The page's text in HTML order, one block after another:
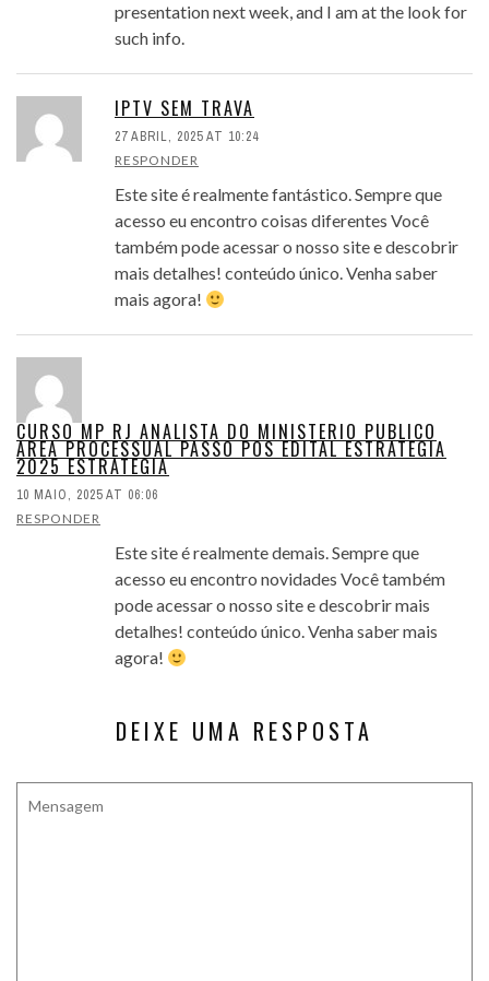
presentation next week, and I am at the look for
such info.
IPTV SEM TRAVA
27 ABRIL, 2025 AT 10:24
RESPONDER
Este site é realmente fantástico. Sempre que
acesso eu encontro coisas diferentes Você
também pode acessar o nosso site e descobrir
mais detalhes! conteúdo único. Venha saber
mais agora!
CURSO MP RJ ANALISTA DO MINISTERIO PUBLICO
AREA PROCESSUAL PASSO POS EDITAL ESTRATEGIA
2025 ESTRATEGIA
10 MAIO, 2025 AT 06:06
RESPONDER
Este site é realmente demais. Sempre que
acesso eu encontro novidades Você também
pode acessar o nosso site e descobrir mais
detalhes! conteúdo único. Venha saber mais
agora!
DEIXE UMA RESPOSTA